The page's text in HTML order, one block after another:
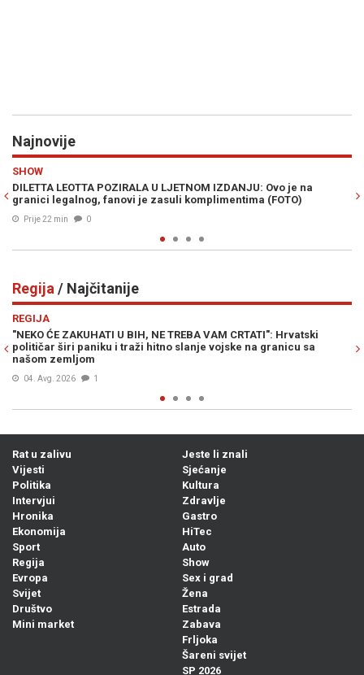
Najnovije
Ovo je na
(FOTO)
"PAO" ŠANER LAŽNJAKA: Inspekcija upala
poznatih marki vrijedne 13,6 miliona;
Regija / Najčitanije
CRTATI": Hrvatski
na granicu sa
ODGOVOR NA PROVOKACIJE IZ
Vučiću - "Oluju ćemo slaviti još snažnije"
Rat u zalivu
Vijesti
Politika
Intervjui
Hronika
Ekonomija
Sport
Regija
Evropa
Svijet
Društvo
Mini market
Jeste li znali
Sjećanje
Kultura
Zdravlje
Gastro
HiTec
Auto
Show
Sex i grad
Žena
Estrada
Zabava
Frljoka
Šareni svijet
SP 2026